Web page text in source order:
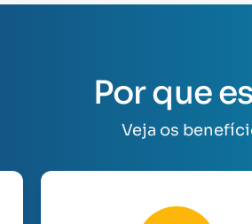
Por que
Veja os